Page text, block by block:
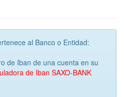
al Banco o Entidad:
de Iban de una cuenta en su
de Iban SAXO-BANK